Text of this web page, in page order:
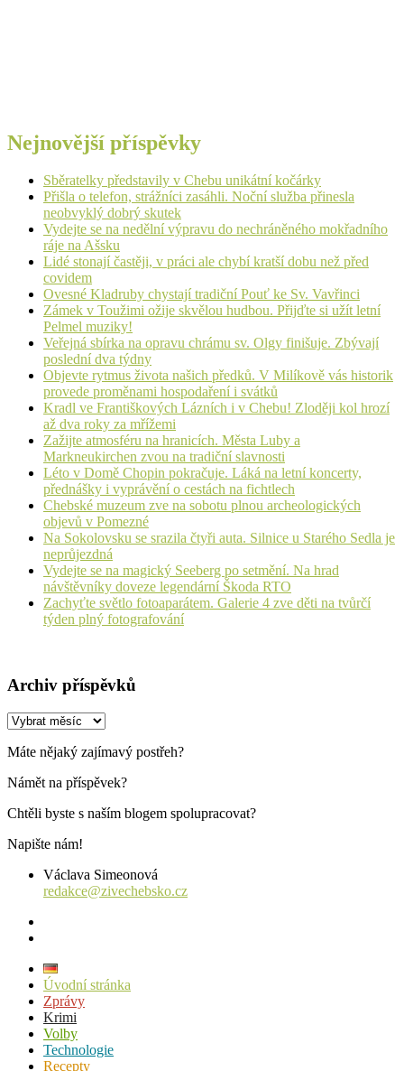
Nejnovější příspěvky
Sběratelky představily v Chebu unikátní kočárky
Přišla o telefon, strážníci zasáhli. Noční služba přinesla
neobvyklý dobrý skutek
Vydejte se na nedělní výpravu do nechráněného mokřadního
ráje na Ašsku
Lidé stonají častěji, v práci ale chybí kratší dobu než před
covidem
Ovesné Kladruby chystají tradiční Pouť ke Sv. Vavřinci
Zámek v Toužimi ožije skvělou hudbou. Přijďte si užít letní
Pelmel muziky!
Veřejná sbírka na opravu chrámu sv. Olgy finišuje. Zbývají
poslední dva týdny
Objevte rytmus života našich předků. V Milíkově vás historik
provede proměnami hospodaření i svátků
Kradl ve Františkových Lázních i v Chebu! Zloději kol hrozí
až dva roky za mřížemi
Zažijte atmosféru na hranicích. Města Luby a
Markneukirchen zvou na tradiční slavnosti
Léto v Domě Chopin pokračuje. Láká na letní koncerty,
přednášky i vyprávění o cestách na fichtlech
Chebské muzeum zve na sobotu plnou archeologických
objevů v Pomezné
Na Sokolovsku se srazila čtyři auta. Silnice u Starého Sedla je
neprůjezdná
Vydejte se na magický Seeberg po setmění. Na hrad
návštěvníky doveze legendární Škoda RTO
Zachyťte světlo fotoaparátem. Galerie 4 zve děti na tvůrčí
týden plný fotografování
Archiv příspěvků
Archiv
Máte nějaký zajímavý postřeh?
Námět na příspěvek?
Chtěli byste s naším blogem spolupracovat?
Napište nám!
Václava Simeonová
redakce@zivechebsko.cz
Úvodní stránka
Zprávy
Krimi
Volby
Technologie
Recepty